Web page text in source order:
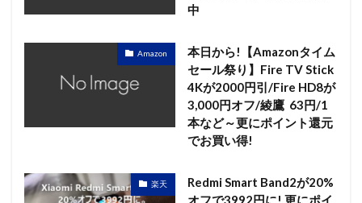
中
Amazon
本日から!【Amazonタイム
セール祭り】Fire TV Stick
4Kが2000円引/Fire HD8が
3,000円オフ/綾鷹 63円/1
本など～更にポイント還元
でお買い得!
楽天
Redmi Smart Band2が20%
オフで3992円に! 更にポイ